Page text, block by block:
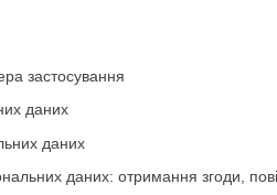
застосування
даних
даних
даних: отримання згоди,